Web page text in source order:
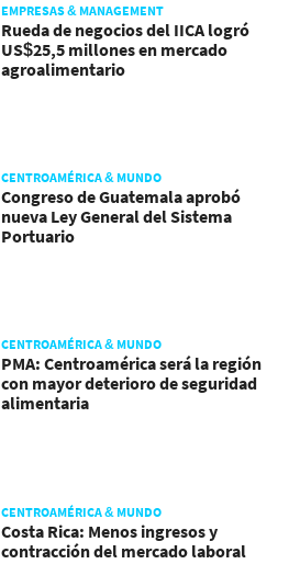
EMPRESAS & MANAGEMENT
Rueda de negocios del IICA logró
US$25,5 millones en mercado
agroalimentario
CENTROAMÉRICA & MUNDO
Congreso de Guatemala aprobó
nueva Ley General del Sistema
Portuario
CENTROAMÉRICA & MUNDO
PMA: Centroamérica será la región
con mayor deterioro de seguridad
alimentaria
CENTROAMÉRICA & MUNDO
Costa Rica: Menos ingresos y
contracción del mercado laboral